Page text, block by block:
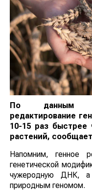
По данным
редактирование
10-15 раз быстрее
растений, сообщает
Напомним, генное
генетической
чужеродную ДНК, а
природным геномом.